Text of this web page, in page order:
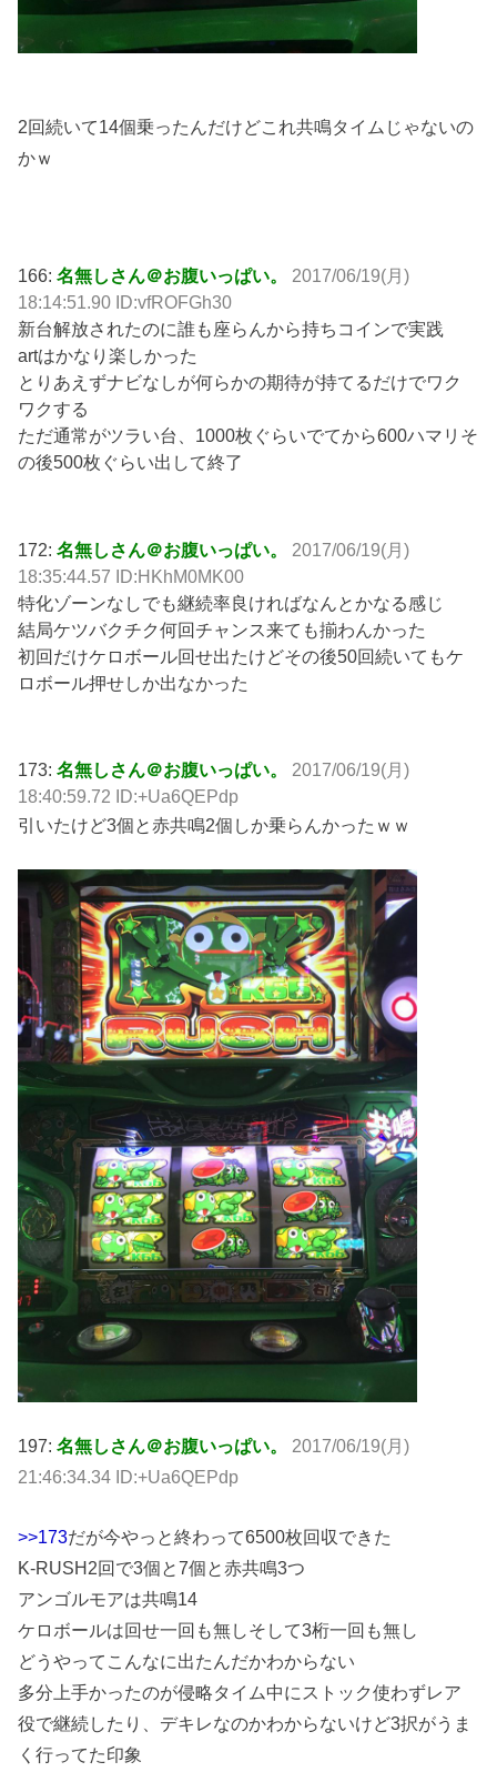
2回続いて14個乗ったんだけどこれ共鳴タイムじゃないの
かｗ
166:名無しさん＠お腹いっぱい。
2017/06/19(月)
18:14:51.90 ID:vfROFGh30
新台解放されたのに誰も座らんから持ちコインで実践
artはかなり楽しかった
とりあえずナビなしが何らかの期待が持てるだけでワク
ワクする
ただ通常がツラい台、1000枚ぐらいでてから600ハマリそ
の後500枚ぐらい出して終了
172:名無しさん＠お腹いっぱい。
2017/06/19(月)
18:35:44.57 ID:HKhM0MK00
特化ゾーンなしでも継続率良ければなんとかなる感じ
結局ケツバクチク何回チャンス来ても揃わんかった
初回だけケロボール回せ出たけどその後50回続いてもケ
ロボール押せしか出なかった
173:名無しさん＠お腹いっぱい。
2017/06/19(月)
18:40:59.72 ID:+Ua6QEPdp
引いたけど3個と赤共鳴2個しか乗らんかったｗｗ
197:名無しさん＠お腹いっぱい。
2017/06/19(月)
21:46:34.34 ID:+Ua6QEPdp
>>173だが今やっと終わって6500枚回収できた
K-RUSH2回で3個と7個と赤共鳴3つ
アンゴルモアは共鳴14
ケロボールは回せ一回も無しそして3桁一回も無し
どうやってこんなに出たんだかわからない
多分上手かったのが侵略タイム中にストック使わずレア
役で継続したり、デキレなのかわからないけど3択がうま
く行ってた印象